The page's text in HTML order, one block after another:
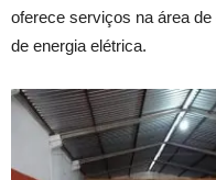
oferece serviços na área
de energia elétrica.